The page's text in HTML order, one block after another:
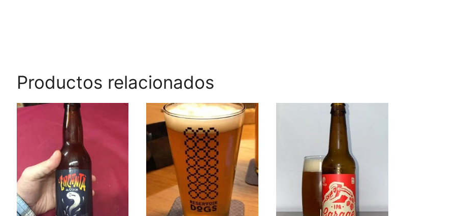
Productos relacionados